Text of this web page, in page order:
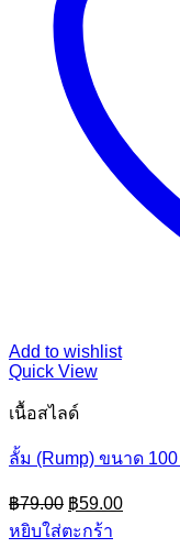
Add to wishlist
Quick View
เนื้อสไลด์
ลั้ม (Rump) ขนาด
฿79.00 Original
price
was:
฿59.00Current
price
หยิบใส่ตะกร้า